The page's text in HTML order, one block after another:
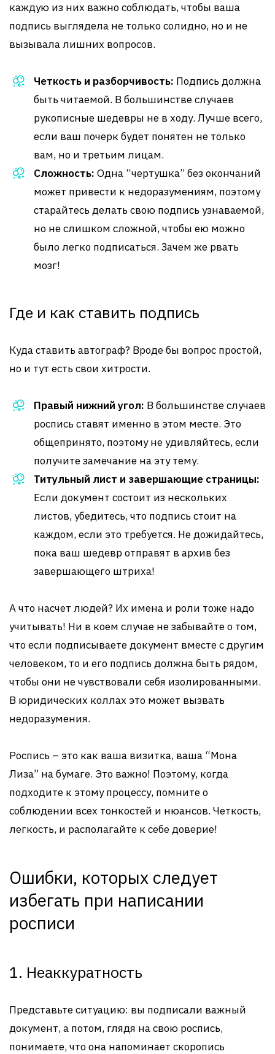
каждую из них важно соблюдать, чтобы ваша
подпись выглядела не только солидно, но и не
вызывала лишних вопросов.
Четкость и разборчивость: Подпись должна
быть читаемой. В большинстве случаев
рукописные шедевры не в ходу. Лучше всего,
если ваш почерк будет понятен не только
вам, но и третьим лицам.
Сложность: Одна “чертушка” без окончаний
может привести к недоразумениям, поэтому
старайтесь делать свою подпись узнаваемой,
но не слишком сложной, чтобы ею можно
было легко подписаться. Зачем же рвать
мозг!
Где и как ставить подпись
Куда ставить автограф? Вроде бы вопрос простой,
но и тут есть свои хитрости.
Правый нижний угол: В большинстве случаев
роспись ставят именно в этом месте. Это
общепринято, поэтому не удивляйтесь, если
получите замечание на эту тему.
Титульный лист и завершающие страницы:
Если документ состоит из нескольких
листов, убедитесь, что подпись стоит на
каждом, если это требуется. Не дожидайтесь,
пока ваш шедевр отправят в архив без
завершающего штриха!
А что насчет людей? Их имена и роли тоже надо
учитывать! Ни в коем случае не забывайте о том,
что если подписываете документ вместе с другим
человеком, то и его подпись должна быть рядом,
чтобы они не чувствовали себя изолированными.
В юридических коллах это может вызвать
недоразумения.
Роспись – это как ваша визитка, ваша “Мона
Лиза” на бумаге. Это важно! Поэтому, когда
подходите к этому процессу, помните о
соблюдении всех тонкостей и нюансов. Четкость,
легкость, и располагайте к себе доверие!
Ошибки, которых следует
избегать при написании
росписи
1. Неаккуратность
Представьте ситуацию: вы подписали важный
документ, а потом, глядя на свою роспись,
понимаете, что она напоминает скоропись